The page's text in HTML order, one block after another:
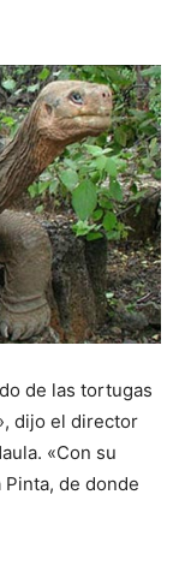
de las tortugas
dijo el director
«Con su
de donde